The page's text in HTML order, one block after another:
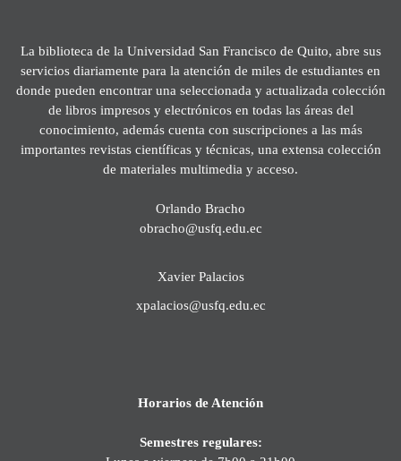
La biblioteca de la Universidad San Francisco de Quito, abre sus
servicios diariamente para la atención de miles de estudiantes en
donde pueden encontrar una seleccionada y actualizada colección
de libros impresos y electrónicos en todas las áreas del
conocimiento, además cuenta con suscripciones a las más
importantes revistas científicas y técnicas, una extensa colección
de materiales multimedia y acceso.
Orlando Bracho
obracho@usfq.edu.ec
Xavier Palacios
xpalacios@usfq.edu.ec
Horarios de Atención
Semestres regulares: